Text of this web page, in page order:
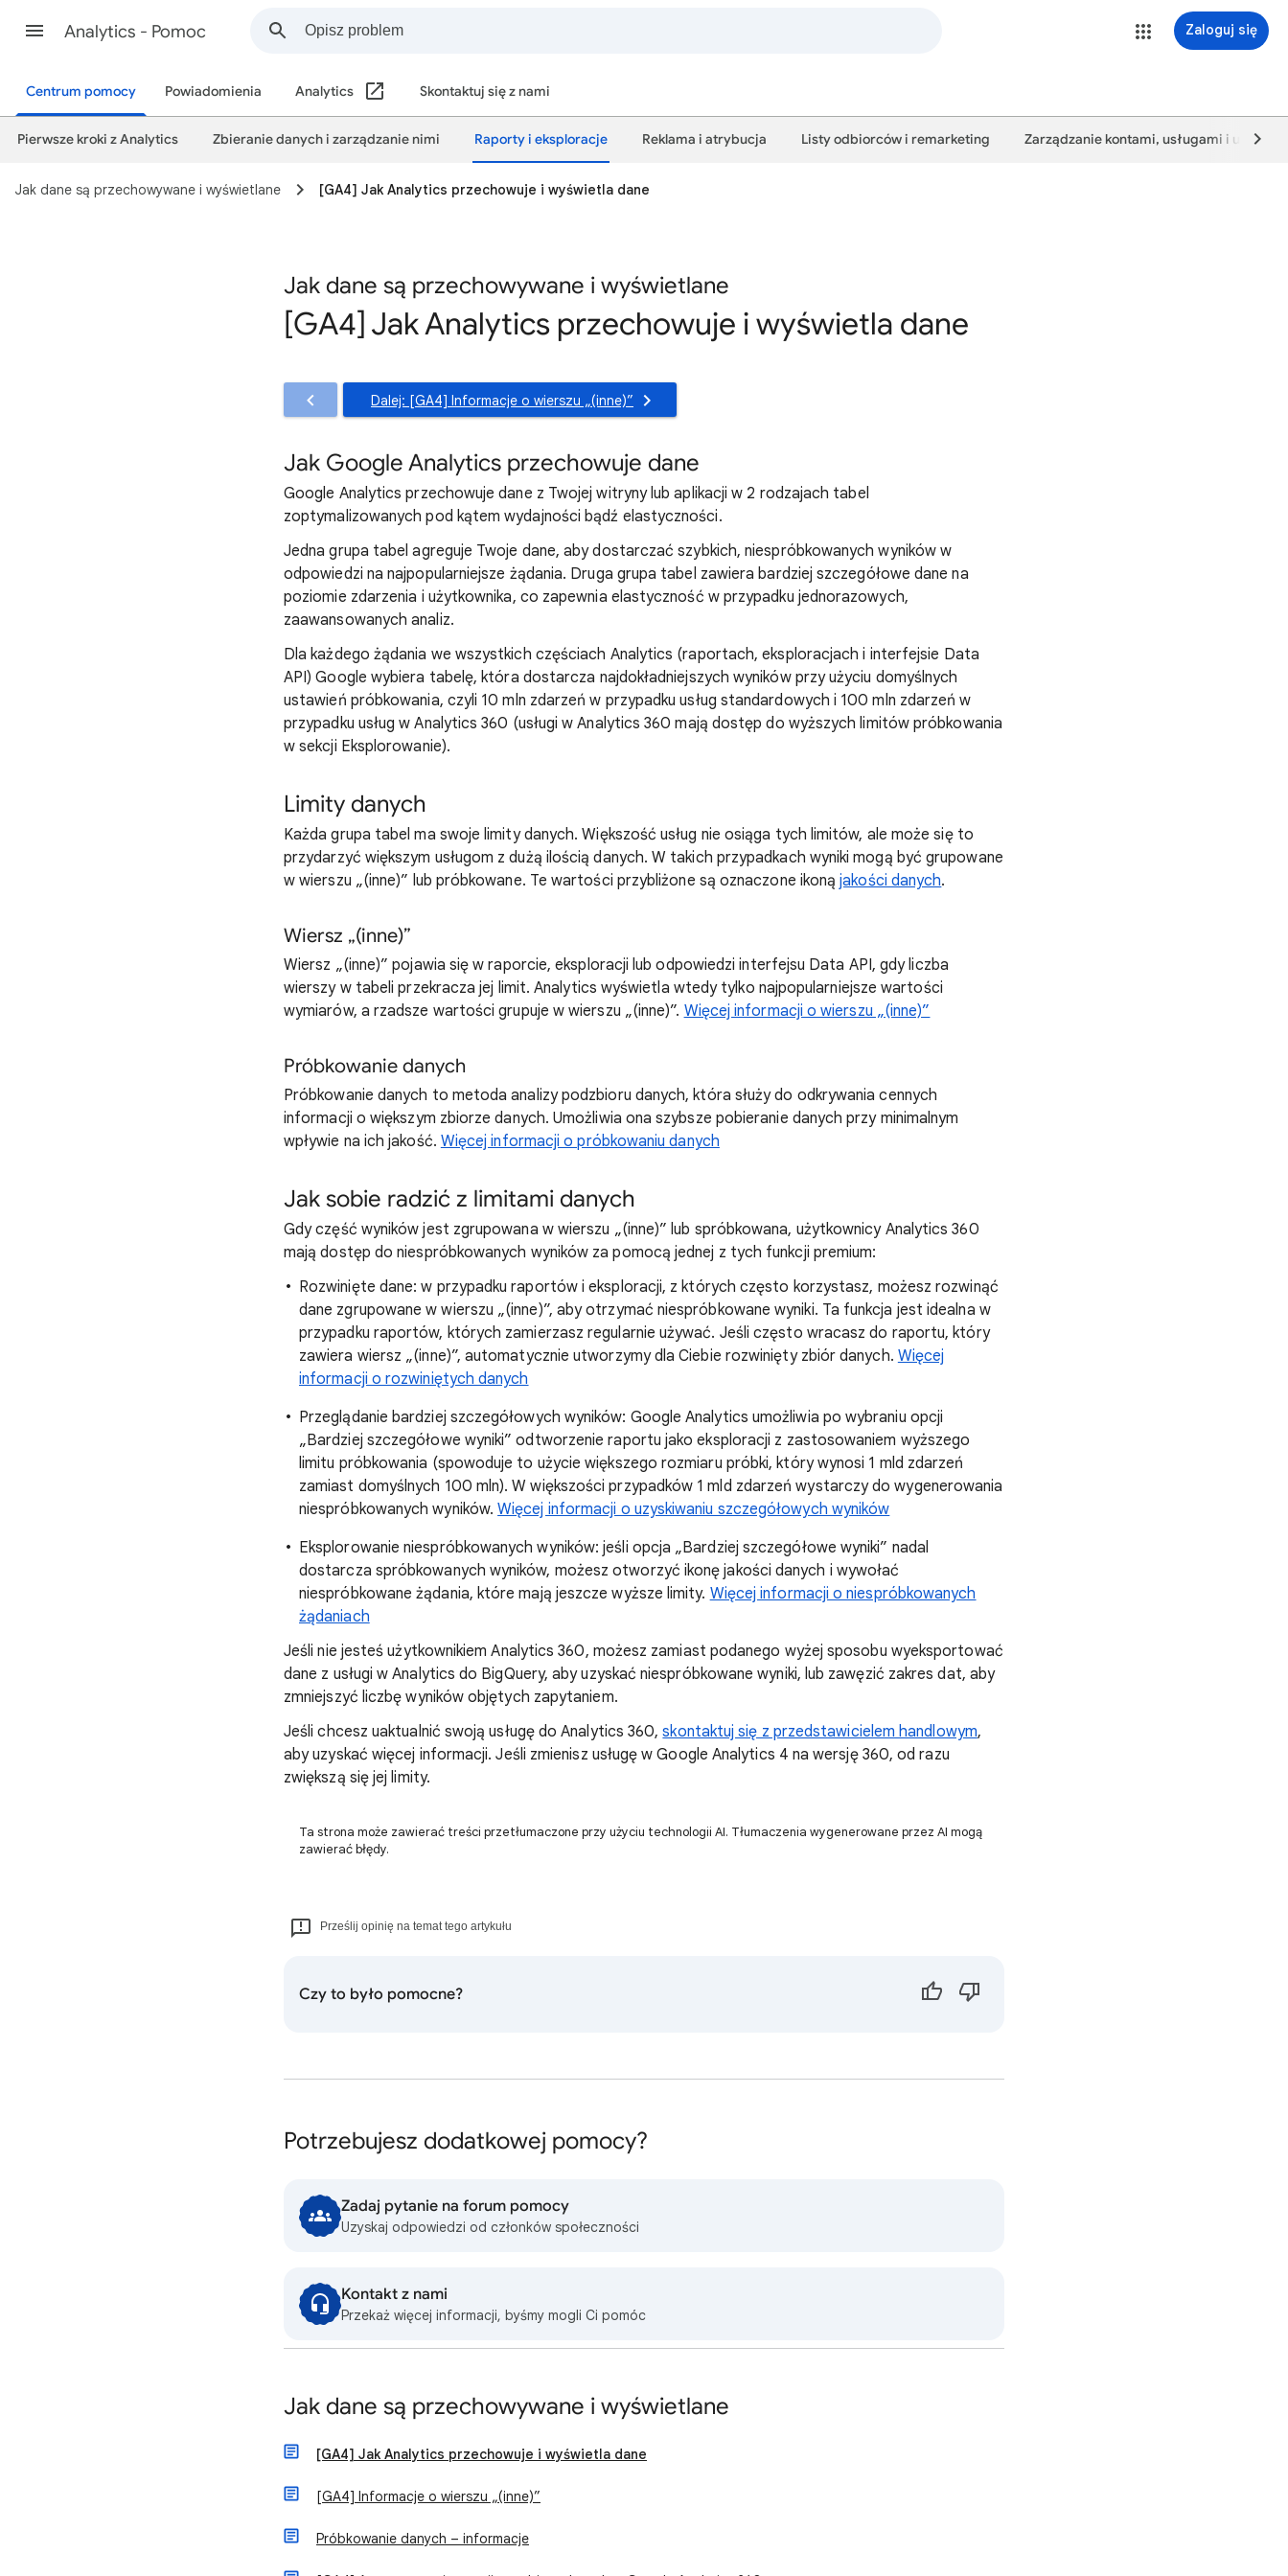
Analytics - Pomoc Zaloguj się
Centrum pomocy Powiadomienia Analytics Skontaktuj się z nami
Pierwsze kroki z Analytics Zbieranie danych i zarządzanie nimi Raporty i eksploracje Reklama i atrybucja Listy odbiorców i remarketing Zarządzanie kontami, usługami i
Jak dane są przechowywane i wyświetlane [GA4] Jak Analytics przechowuje i wyświetla dane
Jak dane są przechowywane i wyświetlane
[GA4] Jak Analytics przechowuje i wyświetla dane
Dalej: [GA4] Informacje o wierszu „(inne)”
Jak Google Analytics przechowuje dane
Google Analytics przechowuje dane z Twojej witryny lub aplikacji w 2 rodzajach tabel
zoptymalizowanych pod kątem wydajności bądź elastyczności.
Jedna grupa tabel agreguje Twoje dane, aby dostarczać szybkich, niespróbkowanych wyników w
odpowiedzi na najpopularniejsze żądania. Druga grupa tabel zawiera bardziej szczegółowe dane na
poziomie zdarzenia i użytkownika, co zapewnia elastyczność w przypadku jednorazowych,
zaawansowanych analiz.
Dla każdego żądania we wszystkich częściach Analytics (raportach, eksploracjach i interfejsie Data
API) Google wybiera tabelę, która dostarcza najdokładniejszych wyników przy użyciu domyślnych
ustawień próbkowania, czyli 10 mln zdarzeń w przypadku usług standardowych i 100 mln zdarzeń w
przypadku usług w Analytics 360 (usługi w Analytics 360 mają dostęp do wyższych limitów próbkowania
w sekcji Eksplorowanie).
Limity danych
Każda grupa tabel ma swoje limity danych. Większość usług nie osiąga tych limitów, ale może się to
przydarzyć większym usługom z dużą ilością danych. W takich przypadkach wyniki mogą być grupowane
w wierszu „(inne)” lub próbkowane. Te wartości przybliżone są oznaczone ikonąjakości danych.
Wiersz „(inne)”
Wiersz „(inne)” pojawia się w raporcie, eksploracji lub odpowiedzi interfejsu Data API, gdy liczba
wierszy w tabeli przekracza jej limit. Analytics wyświetla wtedy tylko najpopularniejsze wartości
wymiarów, a rzadsze wartości grupuje w wierszu „(inne)”. Więcej informacji o wierszu „(inne)”
Próbkowanie danych
Próbkowanie danych to metoda analizy podzbioru danych, która służy do odkrywania cennych
informacji o większym zbiorze danych. Umożliwia ona szybsze pobieranie danych przy minimalnym
wpływie na ich jakość. Więcej informacji o próbkowaniu danych
Jak sobie radzić z limitami danych
Gdy część wyników jest zgrupowana w wierszu „(inne)” lub spróbkowana, użytkownicy Analytics 360
mają dostęp do niespróbkowanych wyników za pomocą jednej z tych funkcji premium:
Rozwinięte dane: w przypadku raportów i eksploracji, z których często korzystasz, możesz rozwinąć
dane zgrupowane w wierszu „(inne)”, aby otrzymać niespróbkowane wyniki. Ta funkcja jest idealna w
przypadku raportów, których zamierzasz regularnie używać. Jeśli często wracasz do raportu, który
zawiera wiersz „(inne)”, automatycznie utworzymy dla Ciebie rozwinięty zbiór danych. Więcej
informacji o rozwiniętych danych
Przeglądanie bardziej szczegółowych wyników: Google Analytics umożliwia po wybraniu opcji
„Bardziej szczegółowe wyniki” odtworzenie raportu jako eksploracji z zastosowaniem wyższego
limitu próbkowania (spowoduje to użycie większego rozmiaru próbki, który wynosi 1 mld zdarzeń
zamiast domyślnych 100 mln). W większości przypadków 1 mld zdarzeń wystarczy do wygenerowania
niespróbkowanych wyników.Więcej informacji o uzyskiwaniu szczegółowych wyników
Eksplorowanie niespróbkowanych wyników: jeśli opcja „Bardziej szczegółowe wyniki” nadal
dostarcza spróbkowanych wyników, możesz otworzyć ikonę jakości danych i wywołać
niespróbkowane żądania, które mają jeszcze wyższe limity. Więcej informacji o niespróbkowanych
żądaniach
Jeśli nie jesteś użytkownikiem Analytics 360, możesz zamiast podanego wyżej sposobu wyeksportować
dane z usługi w Analytics do BigQuery, aby uzyskać niespróbkowane wyniki, lub zawęzić zakres dat, aby
zmniejszyć liczbę wyników objętych zapytaniem.
Jeśli chcesz uaktualnić swoją usługę do Analytics 360,skontaktuj się z przedstawicielem handlowym,
aby uzyskać więcej informacji. Jeśli zmienisz usługę w Google Analytics 4 na wersję 360, od razu
zwiększą się jej limity.
Ta strona może zawierać treści przetłumaczone przy użyciu technologii AI. Tłumaczenia wygenerowane przez AI mogą
zawierać błędy.
Prześlij opinię na temat tego artykułu
Czy to było pomocne?
Potrzebujesz dodatkowej pomocy?
Zadaj pytanie na forum pomocy
Uzyskaj odpowiedzi od członków społeczności
Kontakt z nami
Przekaż więcej informacji, byśmy mogli Ci pomóc
Jak dane są przechowywane i wyświetlane
[GA4] Jak Analytics przechowuje i wyświetla dane
[GA4] Informacje o wierszu „(inne)”
Próbkowanie danych – informacje